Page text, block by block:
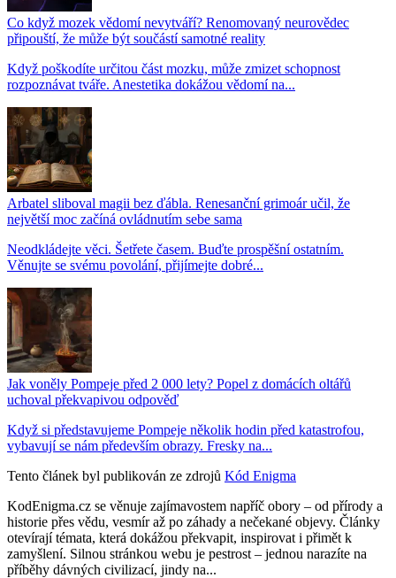
Co když mozek vědomí nevytváří? Renomovaný neurovědec
připouští, že může být součástí samotné reality
Když poškodíte určitou část mozku, může zmizet schopnost
rozpoznávat tváře. Anestetika dokážou vědomí na...
Arbatel sliboval magii bez ďábla. Renesanční grimoár učil, že
největší moc začíná ovládnutím sebe sama
Neodkládejte věci. Šetřete časem. Buďte prospěšní ostatním.
Věnujte se svému povolání, přijímejte dobré...
Jak voněly Pompeje před 2 000 lety? Popel z domácích oltářů
uchoval překvapivou odpověď
Když si představujeme Pompeje několik hodin před katastrofou,
vybavují se nám především obrazy. Fresky na...
Tento článek byl publikován ze zdrojů Kód Enigma
KodEnigma.cz se věnuje zajímavostem napříč obory – od přírody a
historie přes vědu, vesmír až po záhady a nečekané objevy. Články
otevírají témata, která dokážou překvapit, inspirovat i přimět k
zamyšlení. Silnou stránkou webu je pestrost – jednou narazíte na
příběhy dávných civilizací, jindy na...